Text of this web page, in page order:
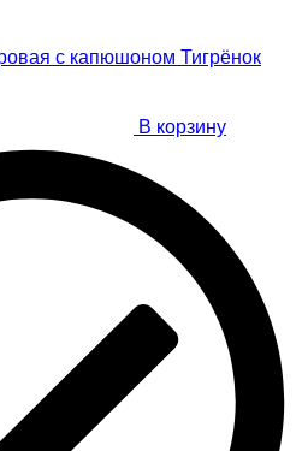
В корзину
с капюшоном Тигрёнок